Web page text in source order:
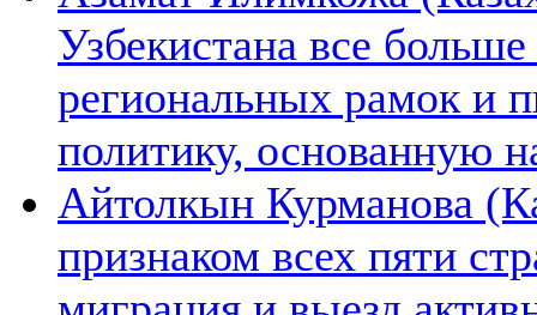
Узбекистана все
региональных рамок и
политику, основанную
Айтолкын Курманова
признаком всех пяти